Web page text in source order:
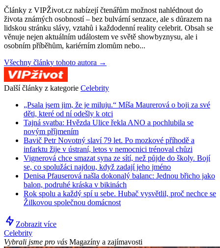
Články z VIPŽivot.cz nabízejí čtenářům možnost nahlédnout do
života známých osobností – bez bulvární senzace, ale s důrazem na
lidskou stránku slávy, vztahů i každodenní reality celebrit. Obsah se
věnuje nejen aktuálním událostem ve světě showbyznysu, ale i
osobním příběhům, kariérním zlomům nebo...
Všechny články tohoto autora →
Další články z kategorie Celebrity
„Psala jsem jim, že je miluju.“ Míša Maurerová o boji za své
děti, které od ní odešly k otci
Tajná svatba: Hvězda Ulice řekla ANO a pochlubila se
novým příjmením
Bavič Petr Novotný slaví 79 let. Po mozkové příhodě a
infarktu žije v ústraní, letos v nemocnici trénoval chůzi
Vignerová chce smazat syna ze sítí, než půjde do školy. Bojí
se, co spolužáci najdou, když zadají jeho jméno
Denisa Pfauserová našla dokonalý balanc: Jednou břicho jako
balon, podruhé kráska v bikinách
Rok spolu a každý spí u sebe. Hubač vysvětlil, proč nechce se
Žilkovou společnou domácnost
Zobrazit více
Celebrity
Vybrali jsme pro vás Magazíny a zajímavosti